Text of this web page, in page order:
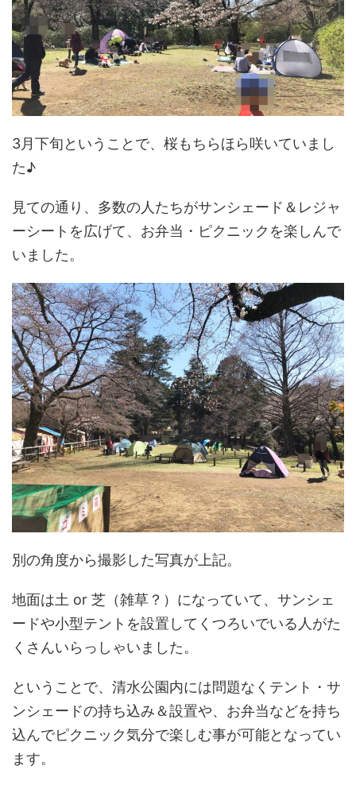
3月下旬ということで、桜もちらほら咲いていまし
た♪
見ての通り、多数の人たちがサンシェード＆レジャ
ーシートを広げて、お弁当・ピクニックを楽しんで
いました。
別の角度から撮影した写真が上記。
地面は土 or 芝（雑草？）になっていて、サンシェ
ードや小型テントを設置してくつろいでいる人がた
くさんいらっしゃいました。
ということで、清水公園内には問題なくテント・サ
ンシェードの持ち込み＆設置や、お弁当などを持ち
込んでピクニック気分で楽しむ事が可能となってい
ます。